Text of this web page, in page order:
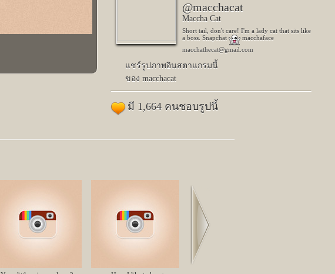
@macchacat
Maccha Cat
Short tail, don't care! I'm a lady cat that sits like
a boss. Snapchat
macchaface
macchathecat@gmail.com
แชร์รูปภาพอินสตาแกรมนี้
ของ macchacat
มี 1,664 คนชอบรูปนี้